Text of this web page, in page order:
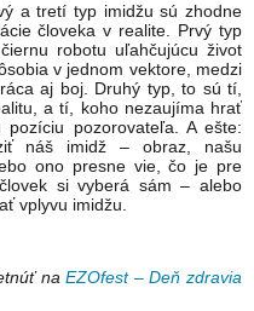
a tretí typ imidžu sú zhodne
človeka v realite. Prvý typ
robotu uľahčujúcu život
v jednom vektore, medzi
aj boj. Druhý typ, to sú tí,
a tí, koho nezaujíma hrať
pozorovateľa. A ešte:
náš imidž – obraz, našu
ono presne vie, čo je pre
si vyberá sám – alebo
vplyvu imidžu.
naEZOfest – Deň zdravia